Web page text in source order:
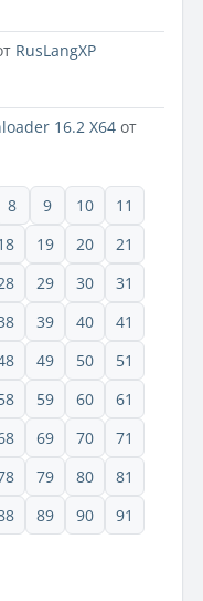
RusLangXP
16.2 X64 от
8 9 10
11
19 20
21
29 30
31
39 40
41
49 50
51
59 60
61
69 70
71
79 80
81
89 90
91